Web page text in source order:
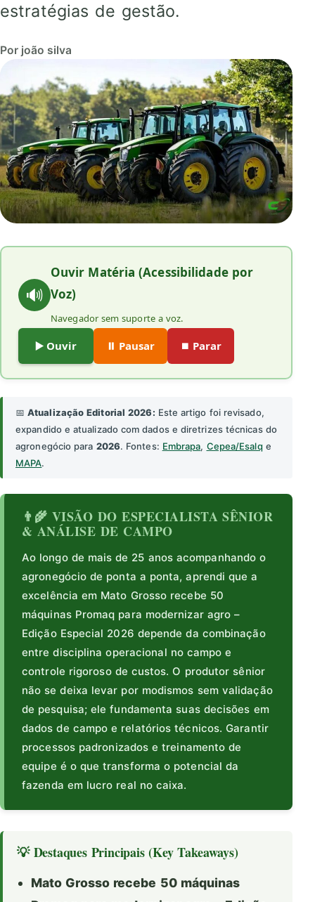
estratégias de gestão.
Por joão silva
🔊
Ouvir Matéria (Acessibilidade por
Voz)
Navegador sem suporte a voz.
▶️ Ouvir ⏸️ Pausar ⏹️ Parar
📅Atualização Editorial 2026: Este artigo foi revisado,
expandido e atualizado com dados e diretrizes técnicas do
agronegócio para 2026. Fontes: Embrapa, Cepea/Esalq e
MAPA.
👨‍🌾 VISÃO DO ESPECIALISTA SÊNIOR
& ANÁLISE DE CAMPO
Ao longo de mais de 25 anos acompanhando o
agronegócio de ponta a ponta, aprendi que a
excelência em Mato Grosso recebe 50
máquinas Promaq para modernizar agro –
Edição Especial 2026 depende da combinação
entre disciplina operacional no campo e
controle rigoroso de custos. O produtor sênior
não se deixa levar por modismos sem validação
de pesquisa; ele fundamenta suas decisões em
dados de campo e relatórios técnicos. Garantir
processos padronizados e treinamento de
equipe é o que transforma o potencial da
fazenda em lucro real no caixa.
💡 Destaques Principais (Key Takeaways)
Mato Grosso recebe 50 máquinas